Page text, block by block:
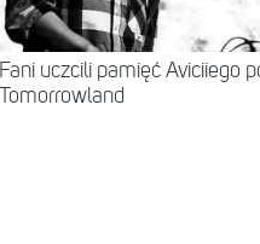
Fani uczcili pamięć Aviciiego
Tomorrowland